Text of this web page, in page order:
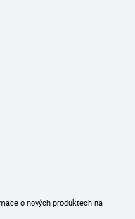
o nových produktech na